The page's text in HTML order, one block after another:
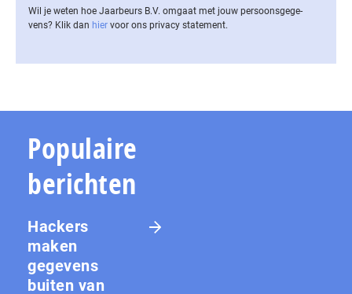
Wil je weten hoe Jaarbeurs B.V. omgaat met jouw per­soons­ge­ge­
vens? Klik dan hier voor ons privacy statement.
Populaire
berichten
Hackers
maken
gegevens
buiten van